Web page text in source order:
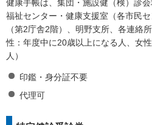
健康手帳は、集団・施設健（検）診
福祉センター・健康支援室（各市民
（第2庁舎2階）、明野支所、各連絡
性：年度中に20歳以上になる人、女
人）
印鑑・身分証不要
代理可